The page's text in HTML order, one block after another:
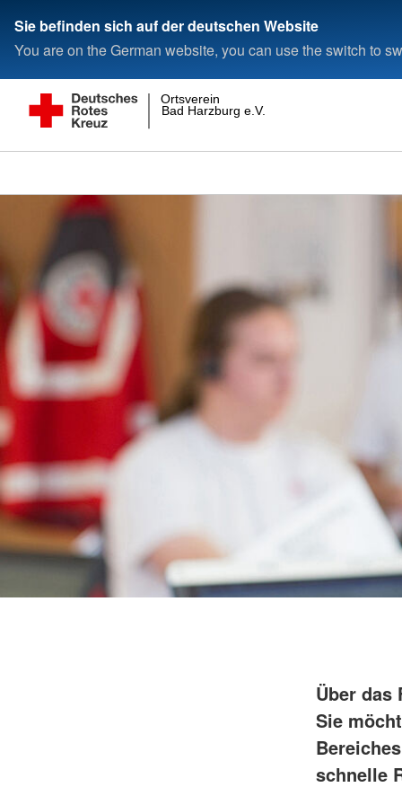
Sie befinden sich auf der deutschen Website
You are on the German website, you can use the switch to
Bad Harzburg e.V.
Ortsverein
Über das
Sie
schnelle